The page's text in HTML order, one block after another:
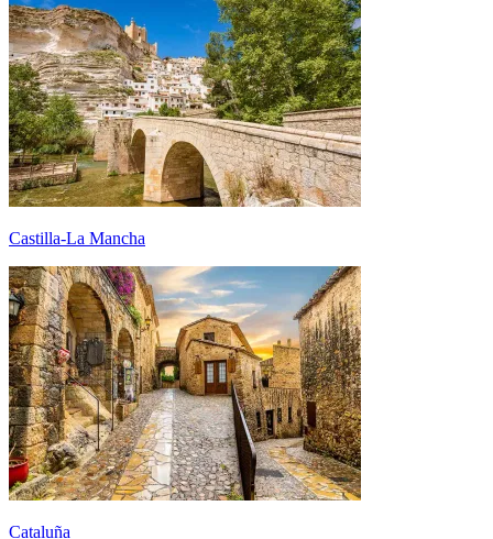
Castilla-La Mancha
Cataluña